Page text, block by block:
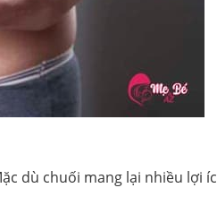
dù chuối mang lại nhiều lợi